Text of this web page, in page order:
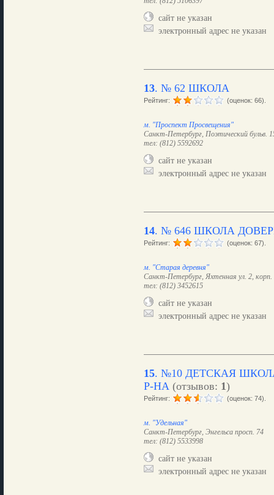
сайт не указан
электронный адрес не указан
13. № 62 ШКОЛА
Рейтинг: (оценок: 66).
м. "Проспект Просвещения"
Санкт-Петербург, Поэтический бульв.
тел: (812) 5592692
сайт не указан
электронный адрес не указан
14. № 646 ШКОЛА
Рейтинг: (оценок: 67).
м. "Старая деревня"
Санкт-Петербург, Яхтенная ул. 2, корп.
тел: (812) 3452615
сайт не указан
электронный адрес не указан
15. №10 ДЕТСКАЯ
Р-НА(отзывов: 1)
Рейтинг: (оценок: 74).
м. "Удельная"
Санкт-Петербург, Энгельса просп. 74
тел: (812) 5533998
сайт не указан
электронный адрес не указан